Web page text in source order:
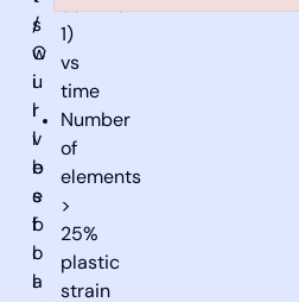
s
w
i
l
l
b
e
b
l
a
/
C
u
r
v
e
s
f
o
l
1)
vs
time
Number
of
elements
>
25%
plastic
strain
Failed to initialize plugin: wplink